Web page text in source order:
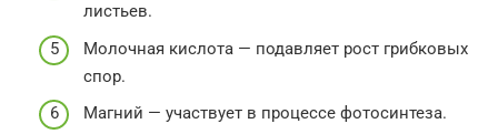
листьев.
Молочная кислота — подавляет рост грибковых
спор.
Магний — участвует в процессе фотосинтеза.